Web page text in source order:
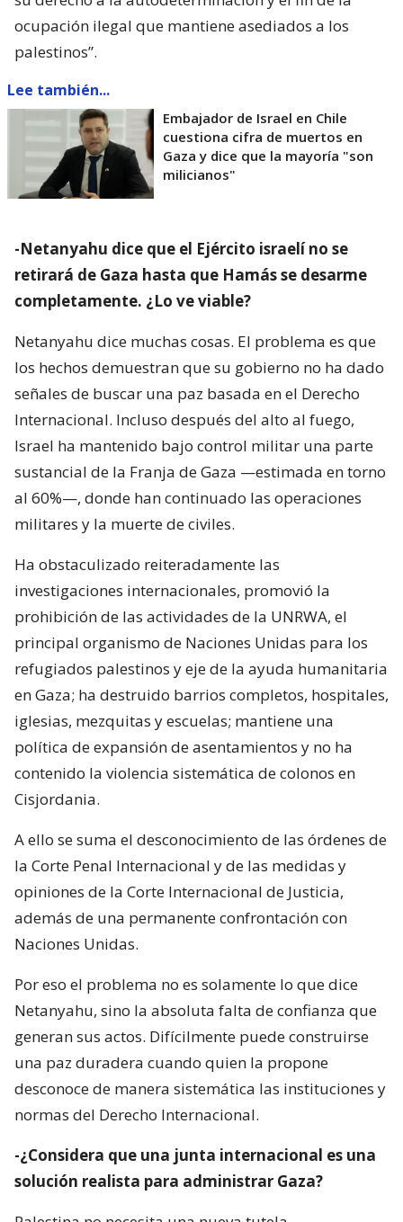
ocupación ilegal que mantiene asediados a los
palestinos”.
Lee también...
Embajador de Israel en Chile
cuestiona cifra de muertos en
Gaza y dice que la mayoría "son
milicianos"
-Netanyahu dice que el Ejército israelí no se
retirará de Gaza hasta que Hamás se desarme
completamente. ¿Lo ve viable?
Netanyahu dice muchas cosas. El problema es que
los hechos demuestran que su gobierno no ha dado
señales de buscar una paz basada en el Derecho
Internacional. Incluso después del alto al fuego,
Israel ha mantenido bajo control militar una parte
sustancial de la Franja de Gaza —estimada en torno
al 60%—, donde han continuado las operaciones
militares y la muerte de civiles.
Ha obstaculizado reiteradamente las
investigaciones internacionales, promovió la
prohibición de las actividades de la UNRWA, el
principal organismo de Naciones Unidas para los
refugiados palestinos y eje de la ayuda humanitaria
en Gaza; ha destruido barrios completos, hospitales,
iglesias, mezquitas y escuelas; mantiene una
política de expansión de asentamientos y no ha
contenido la violencia sistemática de colonos en
Cisjordania.
A ello se suma el desconocimiento de las órdenes de
la Corte Penal Internacional y de las medidas y
opiniones de la Corte Internacional de Justicia,
además de una permanente confrontación con
Naciones Unidas.
Por eso el problema no es solamente lo que dice
Netanyahu, sino la absoluta falta de confianza que
generan sus actos. Difícilmente puede construirse
una paz duradera cuando quien la propone
desconoce de manera sistemática las instituciones y
normas del Derecho Internacional.
-¿Considera que una junta internacional es una
solución realista para administrar Gaza?